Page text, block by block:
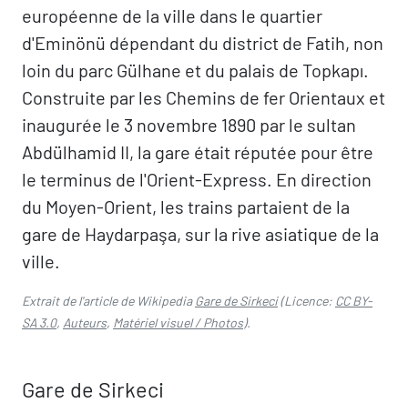
européenne de la ville dans le quartier
d'Eminönü dépendant du district de Fatih, non
loin du parc Gülhane et du palais de Topkapı.
Construite par les Chemins de fer Orientaux et
inaugurée le 3 novembre 1890 par le sultan
Abdülhamid II, la gare était réputée pour être
le terminus de l'Orient-Express. En direction
du Moyen-Orient, les trains partaient de la
gare de Haydarpaşa, sur la rive asiatique de la
ville.
Extrait de l'article de WikipediaGare de Sirkeci(Licence: CC BY-
SA 3.0, Auteurs, Matériel visuel / Photos).
Gare de Sirkeci